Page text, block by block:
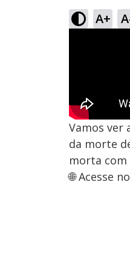
A+
Vamos ver
da morte
morta com
🌐 Acesse